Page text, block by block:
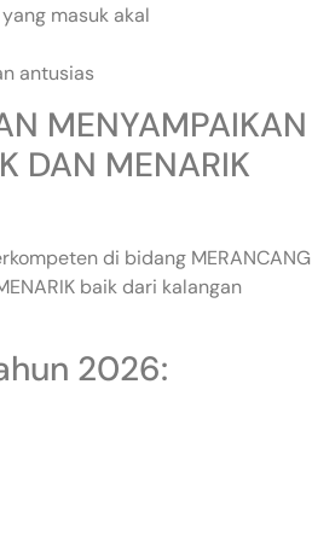
masuk akal
antusias
MENYAMPAIKAN
DAN MENARIK
di bidang MERANCANG
baik dari kalangan
2026: